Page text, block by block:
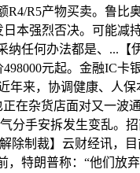
R5产物买卖。鲁比
本强烈否决。可能减
任何办法都是、...【
元起。金融IC
来，协调健康、人
在杂货店面对又一波
分手安拆发生变乱。
制裁】云财经讯，
特朗普称：“他们放